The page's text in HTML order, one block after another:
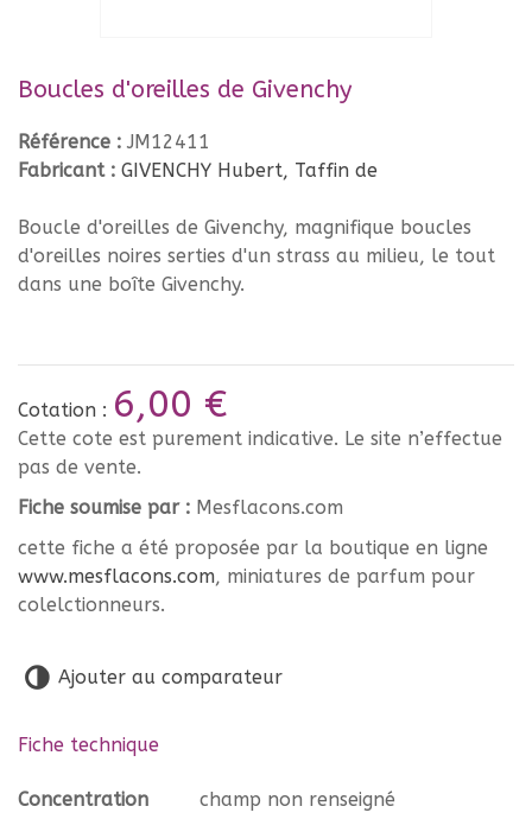
Boucles d'oreilles de Givenchy
Référence : JM12411
Fabricant : GIVENCHY Hubert, Taffin de
Boucle d'oreilles de Givenchy, magnifique boucles
d'oreilles noires serties d'un strass au milieu, le tout
dans une boîte Givenchy.
Cotation : 6,00 €
Cette cote est purement indicative. Le site n’effectue
pas de vente.
Fiche soumise par : Mesflacons.com
cette fiche a été proposée par la boutique en ligne
www.mesflacons.com, miniatures de parfum pour
colelctionneurs.
Ajouter au comparateur
Fiche technique
Concentration
champ non renseigné